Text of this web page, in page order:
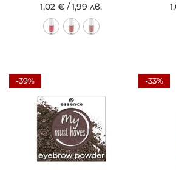
1,02 € /1,99 лв.
-39% -33%